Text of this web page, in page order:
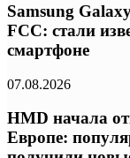
Samsung
FCC: стали
смартфоне
07.08.2026
HMD начала
Европе: